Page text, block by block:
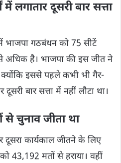
में लगातार दूसरी बार सत्ता
गठबंधन को 75 सीटें
अधिक है। भाजपा की इस जीत ने
इससे पहले कभी भी गैर-
दूसरी बार सत्ता में नहीं लौटा था।
से चुनाव जीता था
दूसरा कार्यकाल जीतने के लिए
43,192 मतों से हराया। वहीं